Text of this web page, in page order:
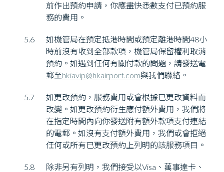
前作出預約申請，你應盡快悉數支付已預約服
務的費用。
5.6
如機管局在預定抵港時間或預定離港時間48小
時前沒有收到全部款項，機管局保留權利取消
預約。如遇到任何有關付款的問題，請發送電
郵至hkiavip@hkairport.com與我們聯絡。
5.7
如更改預約，服務費用或會根據已更改資料而
改變。如更改預約衍生應付額外費用，我們將
在指定時間內向你發送附有額外款項支付連結
的電郵。如沒有支付額外費用，我們或會拒絕
任何或所有已更改預約上列明的該服務項目。
5.8
除非另有列明，我們接受以Visa、萬事達卡、